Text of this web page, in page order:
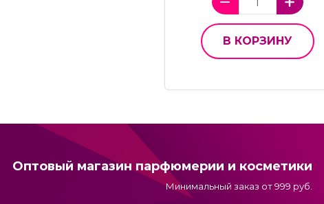
В КОРЗИНУ
Оптовый магазин парфюмерии и косметики
Минимальный заказ от 999 руб.